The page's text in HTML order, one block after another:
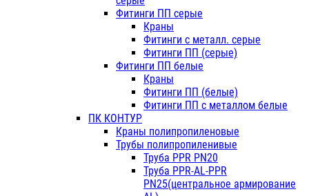
Фитинги ПП серые
Краны
Фитинги с металл. серые
Фитинги ПП (серые)
Фитинги ПП белые
Краны
Фитинги ПП (белые)
Фитинги ПП с металлом белые
ПК КОНТУР
Краны полипропиленовые
Трубы полипропиленивые
Труба PPR PN20
Труба PPR-AL-PPR
PN25(центральное армирование